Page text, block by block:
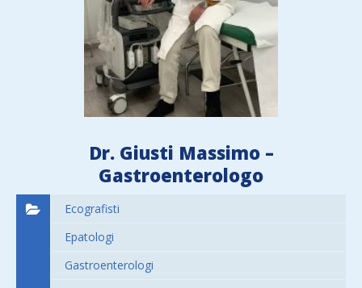
Dr. Giusti Massimo –
Gastroenterologo
Ecografisti
Epatologi
Gastroenterologi